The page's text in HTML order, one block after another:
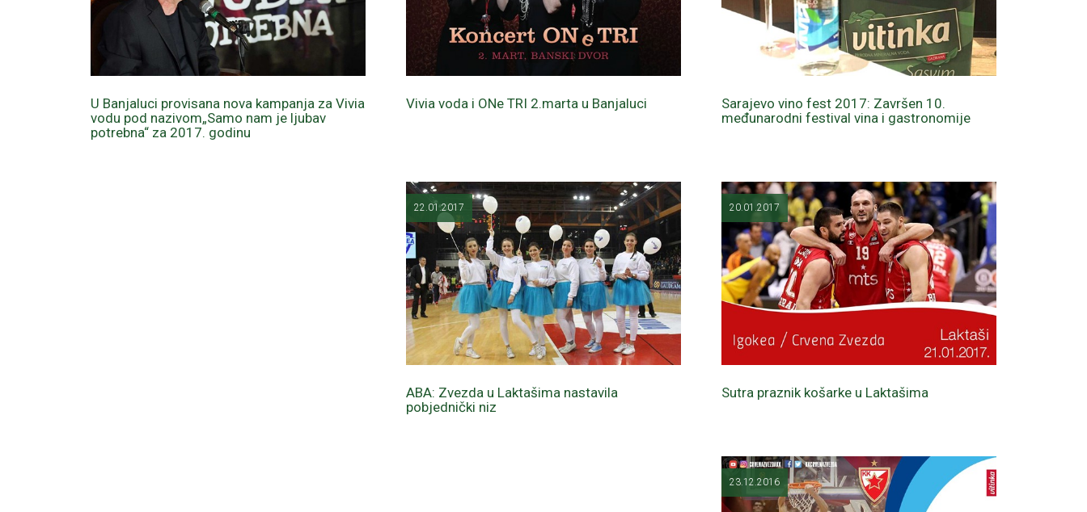
U Banjaluci provisana nova kampanja za Vivia
vodu pod nazivom„Samo nam je ljubav
potrebna“ za 2017. godinu
Vivia voda i ONe TRI 2.marta u Banjaluci
Sarajevo vino fest 2017: Završen 10.
međunarodni festival vina i gastronomije
22.01.2017
ABA: Zvezda u Laktašima nastavila
pobjednički niz
20.01.2017
Sutra praznik košarke u Laktašima
23.12.2016